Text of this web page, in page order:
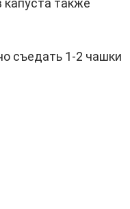
также
съедать 1-2 чашки